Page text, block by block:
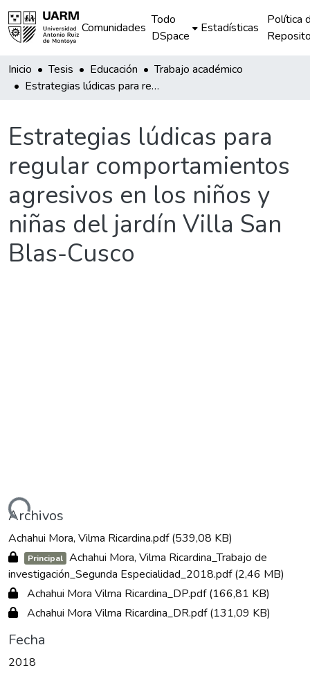
Comunidades
Todo
DSpace
Estadísticas
Política
Inicio Tesis Educación
Trabajo académico
Estrategias lúdicas para regular comportamientos agresivos en los niños y niñas del jardín Villa San Blas-Cusco
Estrategias lúdicas para
regular comportamientos
agresivos en los niños y
niñas del jardín Villa San
Blas-Cusco
Archivos
Achahui Mora, Vilma Ricardina.pdf(539,08 KB)
Principal Achahui Mora, Vilma Ricardina_Trabajo de
investigación_Segunda Especialidad_2018.pdf(2,46 MB)
Achahui Mora Vilma Ricardina_DP.pdf(166,81 KB)
Achahui Mora Vilma Ricardina_DR.pdf(131,09 KB)
Fecha
2018